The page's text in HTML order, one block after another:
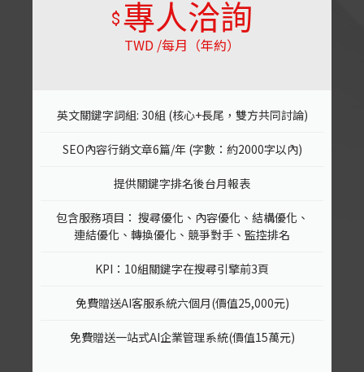
$ 專人洽詢
TWD /每月（年約）
英文關鍵字詞組: 30組 (核心+長尾，雙方共同討論)
SEO內容行銷文章6篇/年 (字數：約2000字以內)
提供關鍵字排名後台月報表
包含服務項目： 搜尋優化、內容優化、結構優化、
連結優化、轉換優化、競爭對手、監控排名
KPI：10組關鍵字在搜尋引擎前3頁
免費贈送AI客服系統六個月(價值25,000元)
免費贈送一站式AI企業管理系統(價值15萬元)